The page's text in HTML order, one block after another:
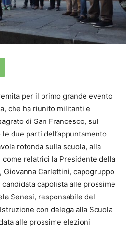
per il primo grande evento
che ha riunito militanti e
di San Francesco, sul
due parti dell’appuntamento
rotonda sulla scuola, alla
relatrici la Presidente della
Giovanna Carlettini, capogruppo
capolista alle prossime
Senesi, responsabile del
con delega alla Scuola
alle prossime elezioni